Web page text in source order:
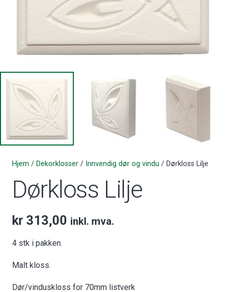
Hjem / Dekorklosser / Innvendig dør og vindu / Dørkloss Lilje
Dørkloss Lilje
kr 313,00 inkl. mva.
4 stk i pakken.
Malt kloss.
Dør/vinduskloss for 70mm listverk